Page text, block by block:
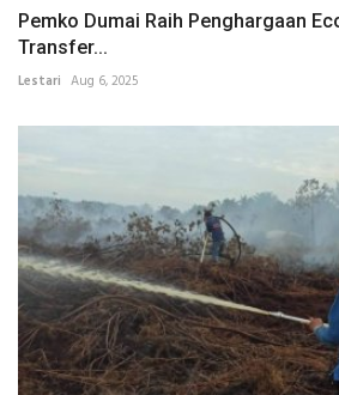
Pemko Dumai Raih Penghargaan
Transfer...
Lestari Aug 6, 2025